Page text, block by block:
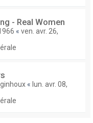
- Real Women
« ven. avr. 26,
« lun. avr. 08,